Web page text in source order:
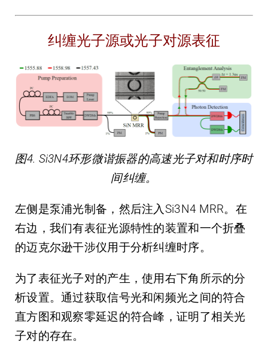
纠缠光子源或光子对源表征
图4. Si3N4环形微谐振器的高速光子对和时序时
间纠缠。
左侧是泵浦光制备，然后注入Si3N4 MRR。在
右边，我们有表征光源特性的装置和一个折叠
的迈克尔逊干涉仪用于分析纠缠时序。
为了表征光子对的产生，使用右下角所示的分
析设置。通过获取信号光和闲频光之间的符合
直方图和观察零延迟的符合峰，证明了相关光
子对的存在。